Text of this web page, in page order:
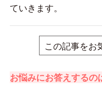
ていきます。
この記事をお
お悩みにお答えするの